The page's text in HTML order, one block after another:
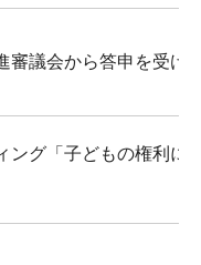
審議会から答申を受け
ング「子どもの権利に